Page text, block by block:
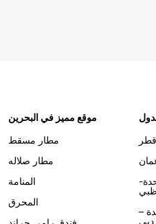
موقع مميز في البحرين
مطار مسقط
مطار صلاله
المنامة
المحرق
قطر
–
دبي